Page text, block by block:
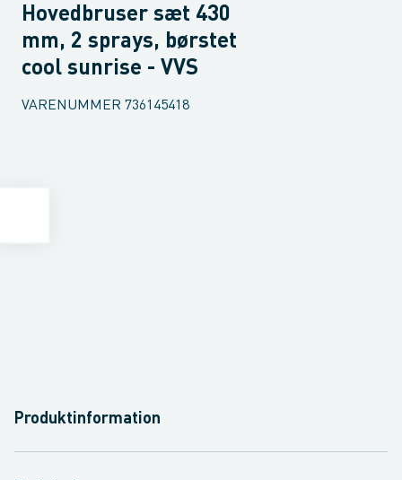
Hovedbruser sæt 430
mm, 2 sprays, børstet
cool sunrise - VVS
VARENUMMER 736145418
Produktinformation